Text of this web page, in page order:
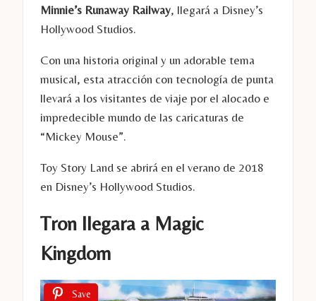
Minnie’s Runaway Railway, llegará a Disney’s
Hollywood Studios.
Con una historia original y un adorable tema
musical, esta atracción con tecnología de punta
llevará a los visitantes de viaje por el alocado e
impredecible mundo de las caricaturas de
“Mickey Mouse”.
Toy Story Land se abrirá en el verano de 2018
en Disney’s Hollywood Studios.
Tron llegara a Magic
Kingdom
Save